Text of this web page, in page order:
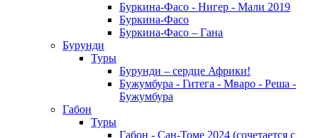
Буркина-Фасо - Нигер - Мали 2019
Буркина-Фасо
Буркина-Фасо – Гана
Бурунди
Туры
Бурунди – сердце Африки!
Бужумбура - Гитега - Мваро - Реша -
Бужумбура
Габон
Туры
Габон - Сан-Томе 2024 (сочетается с